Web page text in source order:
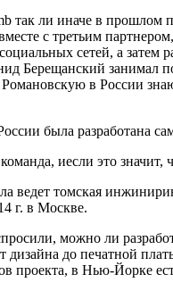
так ли иначе в
с третьим
сетей, а
Берещанский занимал
в России
была разработана
иесли это
ведет томская
г. в Москве.
можно ли
дизайна до печатной
проекта, в Нью-Йорке